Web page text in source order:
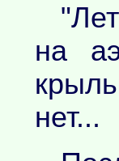
на
нет...